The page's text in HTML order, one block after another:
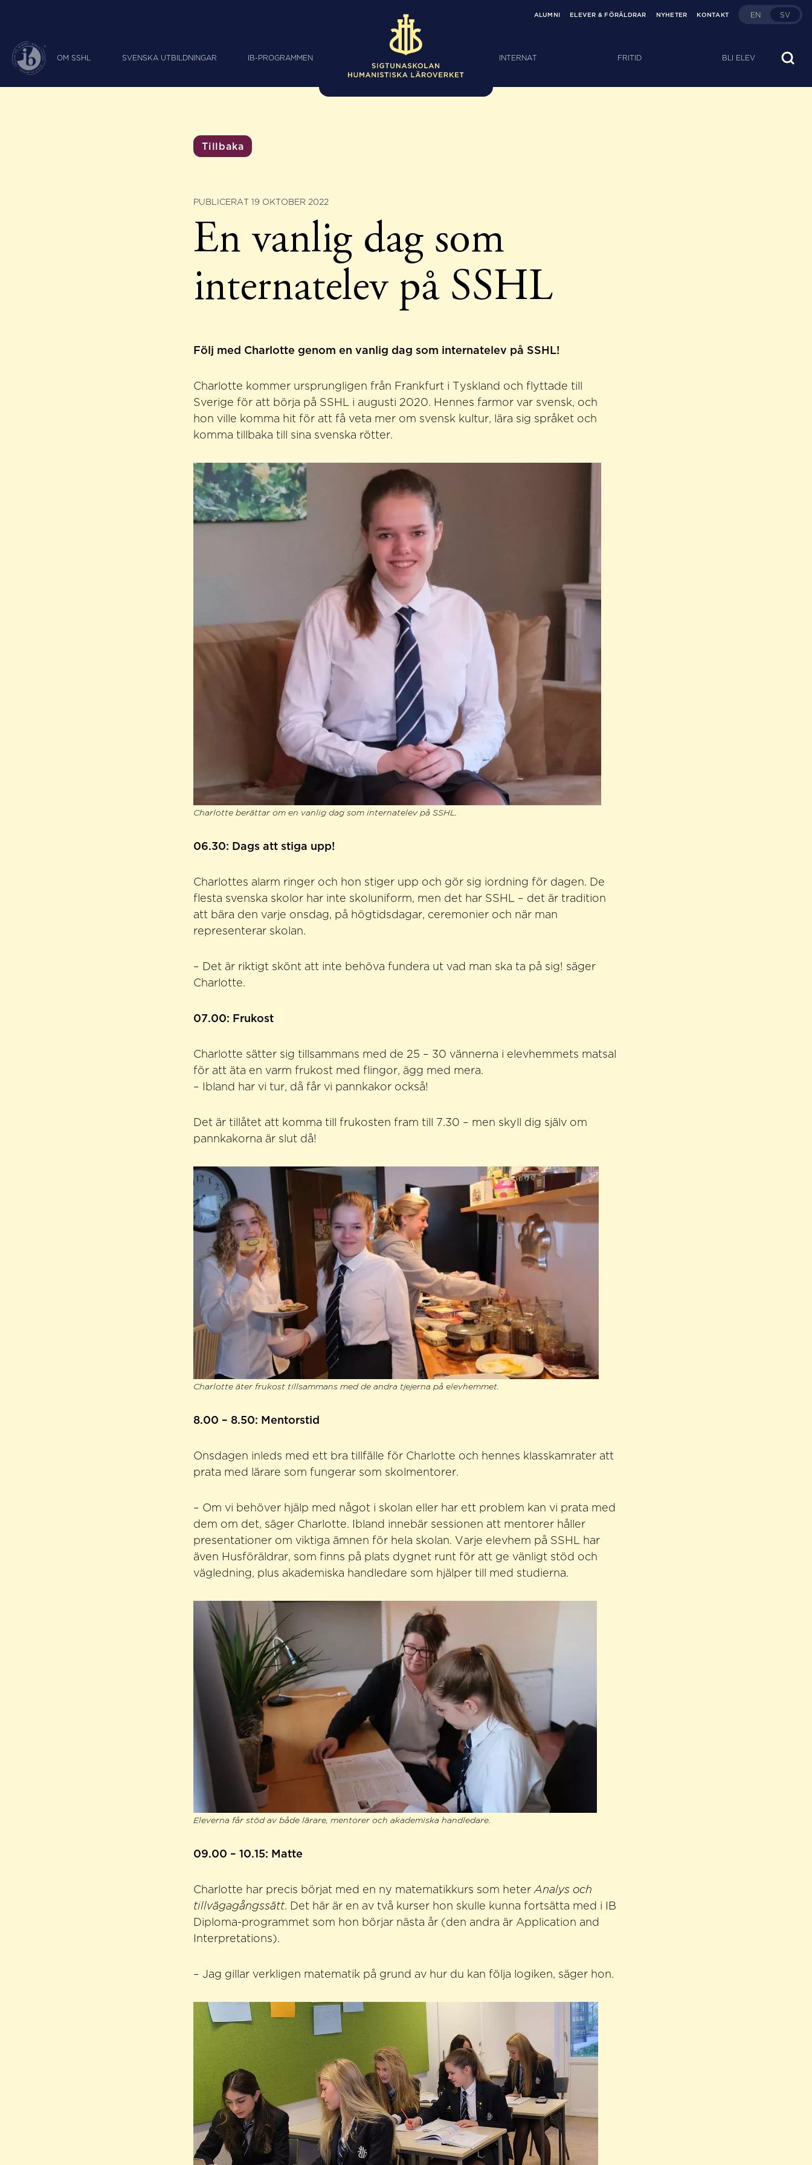
ALUMNI ELEVER & FÖRÄLDRAR NYHETER KONTAKT EN SV
OM SSHL SVENSKA UTBILDNINGAR IB-PROGRAMMEN INTERNAT FRITID BLI ELEV
Tillbaka
PUBLICERAT 19 OKTOBER 2022
En vanlig dag som
internatelev på SSHL
Följ med Charlotte genom en vanlig dag som internatelev på SSHL!
Charlotte kommer ursprungligen från Frankfurt i Tyskland och flyttade till
Sverige för att börja på SSHL i augusti 2020. Hennes farmor var svensk, och
hon ville komma hit för att få veta mer om svensk kultur, lära sig språket och
komma tillbaka till sina svenska rötter.
Charlotte berättar om en vanlig dag som internatelev på SSHL.
06.30: Dags att stiga upp!
Charlottes alarm ringer och hon stiger upp och gör sig iordning för dagen. De
flesta svenska skolor har inte skoluniform, men det har SSHL – det är tradition
att bära den varje onsdag, på högtidsdagar, ceremonier och när man
representerar skolan.
– Det är riktigt skönt att inte behöva fundera ut vad man ska ta på sig! säger
Charlotte.
07.00: Frukost
Charlotte sätter sig tillsammans med de 25 – 30 vännerna i elevhemmets matsal
för att äta en varm frukost med flingor, ägg med mera.
– Ibland har vi tur, då får vi pannkakor också!
Det är tillåtet att komma till frukosten fram till 7.30 – men skyll dig själv om
pannkakorna är slut då!
Charlotte äter frukost tillsammans med de andra tjejerna på elevhemmet.
8.00 – 8.50: Mentorstid
Onsdagen inleds med ett bra tillfälle för Charlotte och hennes klasskamrater att
prata med lärare som fungerar som skolmentorer.
– Om vi ​​behöver hjälp med något i skolan eller har ett problem kan vi prata med
dem om det, säger Charlotte. Ibland innebär sessionen att mentorer håller
presentationer om viktiga ämnen för hela skolan. Varje elevhem på SSHL har
även Husföräldrar, som finns på plats dygnet runt för att ge vänligt stöd och
vägledning, plus akademiska handledare som hjälper till med studierna.
Eleverna får stöd av både lärare, mentorer och akademiska handledare.
09.00 – 10.15: Matte
Charlotte har precis börjat med en ny matematikkurs som heter Analys och
tillvägagångssätt. Det här är en av två kurser hon skulle kunna fortsätta med i IB
Diploma-programmet som hon börjar nästa år (den andra är Application and
Interpretations).
– Jag gillar verkligen matematik på grund av hur du kan följa logiken, säger hon.